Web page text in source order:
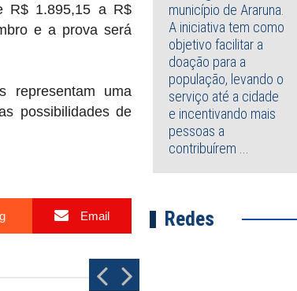
R$ 1.895,15 a R$
e a prova será
representam uma
possibilidades de
Email
município de Araruna.
A iniciativa tem como
objetivo facilitar a
doação para a
população, levando o
serviço até a cidade
e incentivando mais
pessoas a
contribuírem ...
Redes